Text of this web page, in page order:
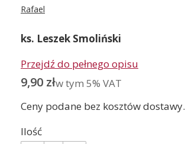
Rafael
ks. Leszek Smoliński
Przejdź do pełnego opisu
Cena
9,90 złw tym 5% VAT
w tym 5% VAT
Ceny podane bez kosztów dostawy.
Ilość